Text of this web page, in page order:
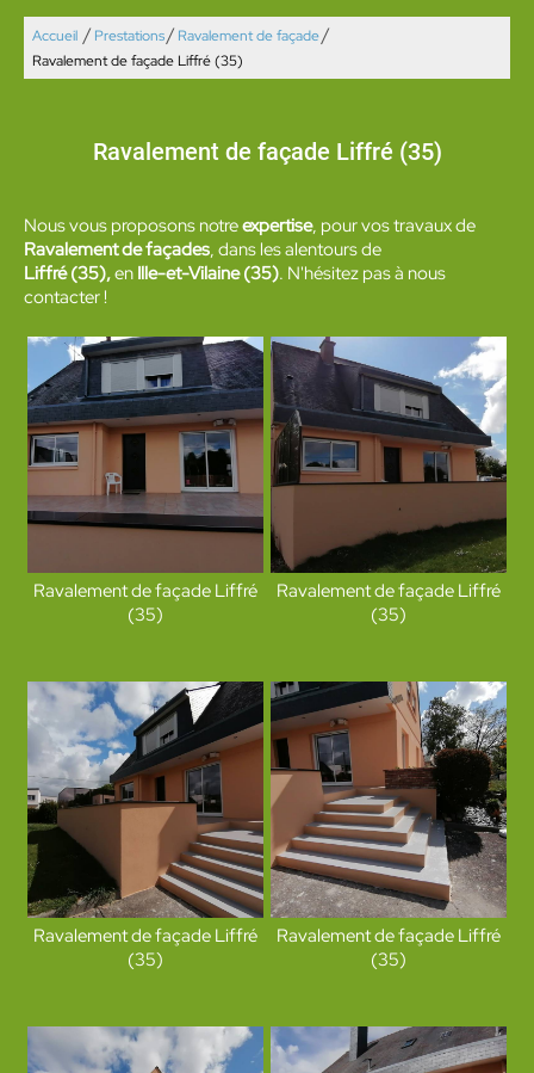
Accueil /Prestations/Ravalement de façade/
Ravalement de façade Liffré (35)
Ravalement de façade Liffré (35)
Nous vous proposons notreexpertise, pour vos travaux de
Ravalement de façades, dans les alentours de
Liffré (35),en Ille-et-Vilaine (35). N'hésitez pas à nous
contacter !
Ravalement de façade Liffré
(35)
Ravalement de façade Liffré
(35)
Ravalement de façade Liffré
(35)
Ravalement de façade Liffré
(35)